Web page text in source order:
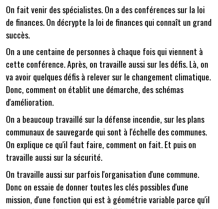
On fait venir des spécialistes. On a des conférences sur la loi
de finances. On décrypte la loi de finances qui connaît un grand
succès.
On a une centaine de personnes à chaque fois qui viennent à
cette conférence. Après, on travaille aussi sur les défis. Là, on
va avoir quelques défis à relever sur le changement climatique.
Donc, comment on établit une démarche, des schémas
d'amélioration.
On a beaucoup travaillé sur la défense incendie, sur les plans
communaux de sauvegarde qui sont à l'échelle des communes.
On explique ce qu'il faut faire, comment on fait. Et puis on
travaille aussi sur la sécurité.
On travaille aussi sur parfois l'organisation d'une commune.
Donc on essaie de donner toutes les clés possibles d'une
mission, d'une fonction qui est à géométrie variable parce qu'il